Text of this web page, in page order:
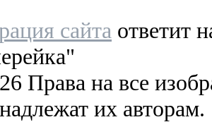
сайта ответит
Права на все
их авторам.